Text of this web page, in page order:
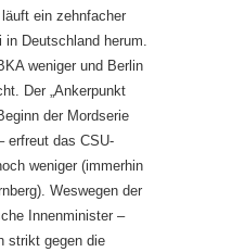
ein zehnfacher
in Deutschland herum.
weniger und Berlin
Der „Ankerpunkt
der Mordserie
erfreut das CSU-
weniger (immerhin
Weswegen der
Innenminister –
strikt gegen die